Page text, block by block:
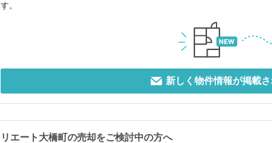
す。
新しく物件情報が掲載
リエート大橋町の売却をご検討中の方へ